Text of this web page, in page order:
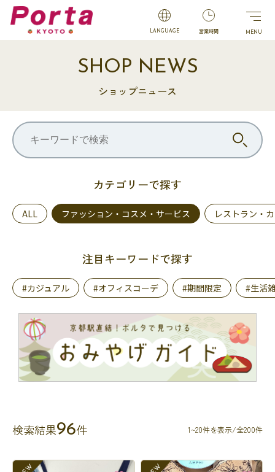
LANGUAGE 営業時間
SHOP NEWS
ショップニュース
カテゴリーで探す
ALL ファッション・コスメ・サービス レストラン・
注目キーワードで探す
#カジュアル #オフィスコーデ #期間限定 #生活
検索結果96件 1~20件を表示/全200件